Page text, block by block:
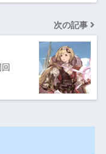
次の記事